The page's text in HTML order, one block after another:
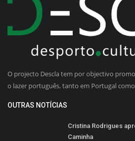
O projecto Descla tem por objectivo
o lazer português, tanto em Portugal
OUTRAS NOTÍCIAS
Cristina Rodrigues
Caminha